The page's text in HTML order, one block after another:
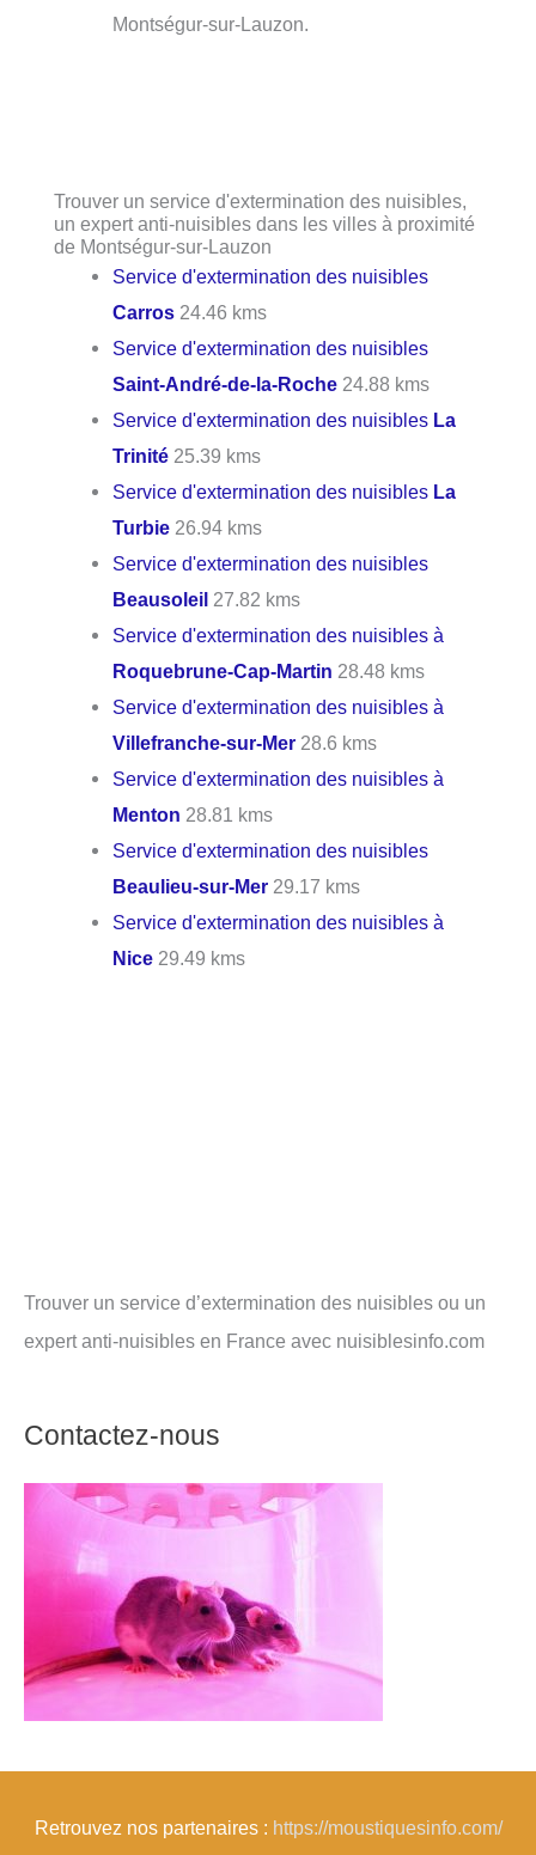
Montségur-sur-Lauzon.
Trouver un service d'extermination des nuisibles,
un expert anti-nuisibles dans les villes à proximité
de Montségur-sur-Lauzon
Service d'extermination des nuisibles
Carros 24.46 kms
Service d'extermination des nuisibles
Saint-André-de-la-Roche 24.88 kms
Service d'extermination des nuisibles La
Trinité 25.39 kms
Service d'extermination des nuisibles La
Turbie 26.94 kms
Service d'extermination des nuisibles
Beausoleil 27.82 kms
Service d'extermination des nuisibles à
Roquebrune-Cap-Martin 28.48 kms
Service d'extermination des nuisibles à
Villefranche-sur-Mer 28.6 kms
Service d'extermination des nuisibles à
Menton 28.81 kms
Service d'extermination des nuisibles
Beaulieu-sur-Mer 29.17 kms
Service d'extermination des nuisibles à
Nice 29.49 kms
Trouver un service d’extermination des nuisibles ou un
expert anti-nuisibles en France avec nuisiblesinfo.com
Contactez-nous
Retrouvez nos partenaires : https://moustiquesinfo.com/